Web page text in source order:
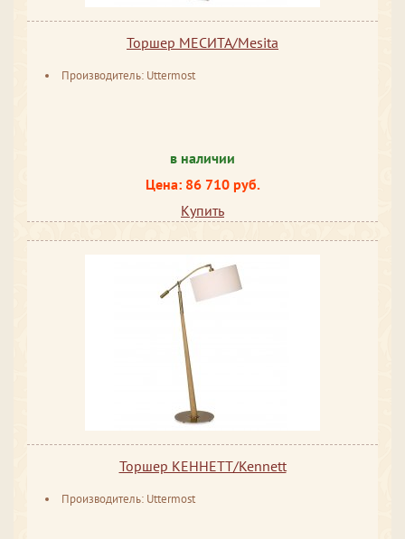
Торшер МЕСИТА/Mesita
Производитель: Uttermost
в наличии
Цена: 86 710 руб.
Купить
Торшер КЕННЕТТ/Kennett
Производитель: Uttermost